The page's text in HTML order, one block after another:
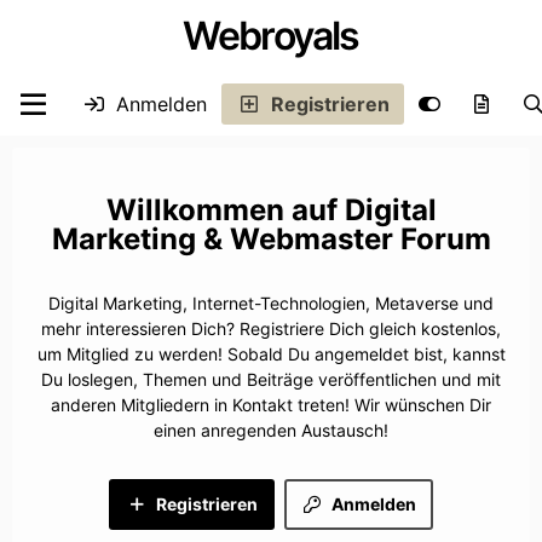
Webroyals
Anmelden Registrieren
Digital
Marketing & Webmaster Forum
Digital Marketing, Internet-Technologien, Metaverse und
mehr interessieren Dich? Registriere Dich gleich kostenlos,
um Mitglied zu werden! Sobald Du angemeldet bist, kannst
Du loslegen, Themen und Beiträge veröffentlichen und mit
anderen Mitgliedern in Kontakt treten! Wir wünschen Dir
einen anregenden Austausch!
Anmelden
Registrieren